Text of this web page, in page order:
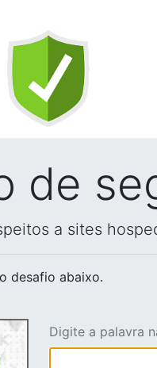
de
a sites
desafio abaixo.
Digite a palavra